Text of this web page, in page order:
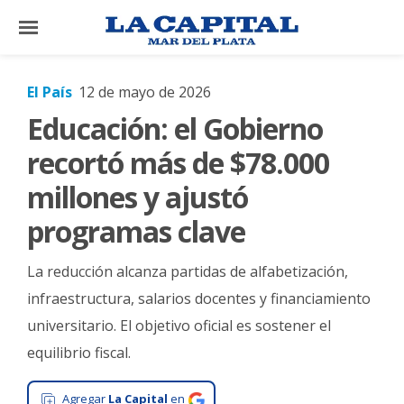
×
El
Mundo
La
Cultura
Tecnología
Gastronomía
Salud
El País 12 de mayo de 2026
Educación: el Gobierno
recortó más de $78.000
millones y ajustó
programas clave
La reducción alcanza partidas de alfabetización,
infraestructura, salarios docentes y financiamiento
universitario. El objetivo oficial es sostener el
equilibrio fiscal.
Agregar La Capital en